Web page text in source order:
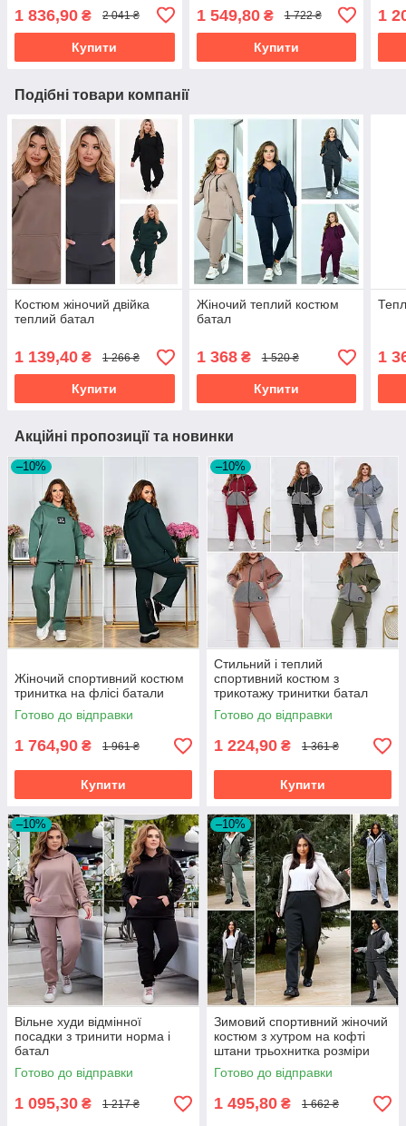
1 836,90 ₴ 2 041 ₴
Купити
1 549,80₴ 1 722 ₴
Купити
1
Подібні товари компанії
Костюм жіночий двійка
теплий батал
1 139,40 ₴ 1 266 ₴
Купити
Жіночий теплий костюм
батал
1 368₴ 1 520 ₴
Купити
1
Акційні пропозиції та новинки
–10%
Жіночий спортивний костюм
тринитка на флісі батали
Готово до відправки
1 764,90 ₴ 1 961 ₴
Купити
–10%
Стильний і теплий
спортивний костюм з
трикотажу тринитки батал
Готово до відправки
1 224,90 ₴ 1 361 ₴
Купити
–10%
Вільне худи відмінної
посадки з тринити норма і
батал
Готово до відправки
1 095,30 ₴ 1 217 ₴
–10%
Зимовий спортивний жіночий
костюм з хутром на кофті
штани трьохнитка розміри
батал
Готово до відправки
1 495,80 ₴ 1 662 ₴